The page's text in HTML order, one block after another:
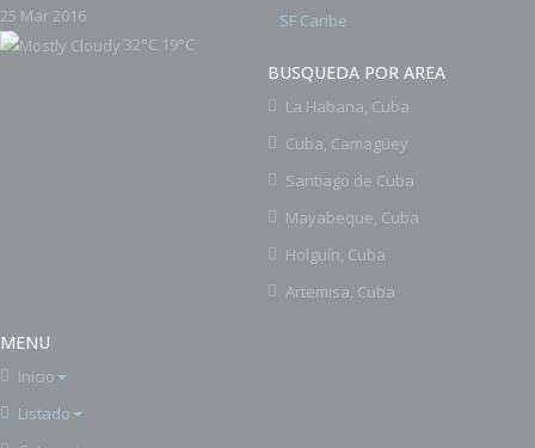
25 Mar 2016
32°C 19°C
SF Caribe
BUSQUEDA POR AREA
La Habana, Cuba
Cuba, Camagüey
Santiago de Cuba
Mayabeque, Cuba
Holguín, Cuba
Artemisa, Cuba
MENU
Inicio
Listado